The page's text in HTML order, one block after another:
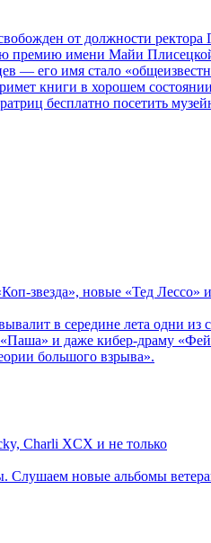
от должности
премию имени Майи Плисецкой,
— его имя стало
книги в хорошем
бесплатно посетить
звезда», новые «Тед
в середине лета одни
и даже кибер-драму
большого взрыва».
Charli XCX и не только
новые альбомы